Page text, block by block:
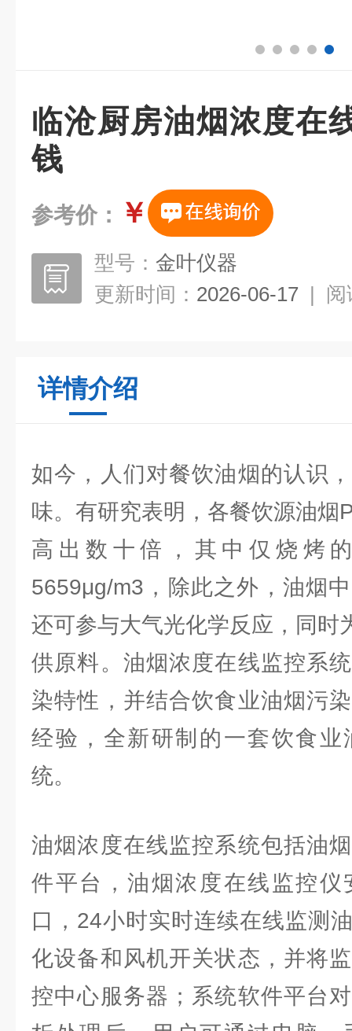
临沧厨房油烟浓度在
钱
参考价： ￥
型号： 金叶仪器
更新时间： 2026-06-17 | 阅
详情介绍
如今，人们对餐饮油烟的认识
味。有研究表明，各餐饮源油烟
高出数十倍，其中仅烧烤
5659μg/m3，除此之外，油烟
还可参与大气光化学反应，同时
供原料。油烟浓度在线监控系
染特性，并结合饮食业油烟污
经验，全新研制的一套饮食业
统。
油烟浓度在线监控系统包括油
件平台，油烟浓度在线监控仪
口，24小时实时连续在线监测
化设备和风机开关状态，并将
控中心服务器；系统软件平台